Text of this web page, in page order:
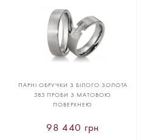
ПАРНІ ОБРУЧКИ З БІЛОГО ЗОЛОТА
585 ПРОБИ З МАТОВОЮ
ПОВЕРХНЕЮ
98 440 грн